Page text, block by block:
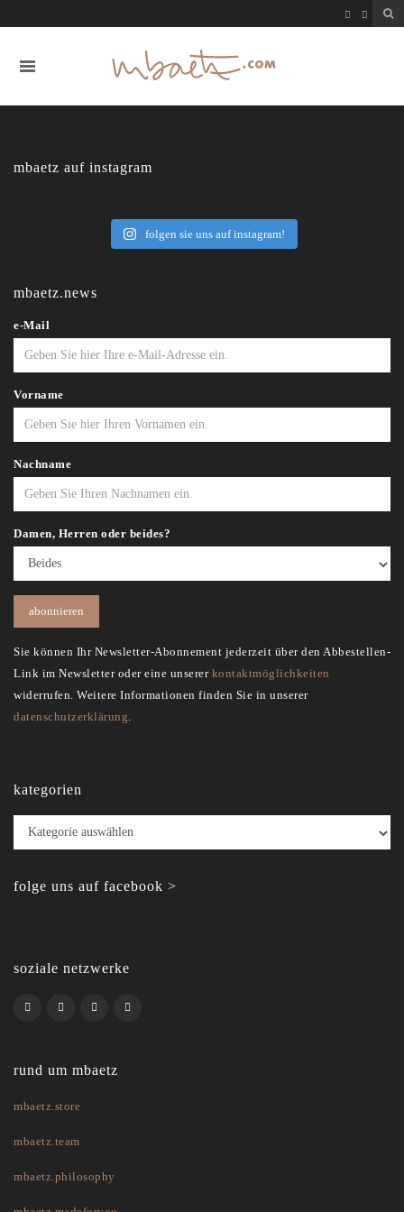
mbaetz auf instagram
folgen sie uns auf instagram!
mbaetz.news
e-Mail
Vorname
Nachname
Damen, Herren oder beides?
Sie können Ihr Newsletter-Abonnement jederzeit über den Abbestellen-
Link im Newsletter oder eine unserer kontaktmöglichkeiten
widerrufen. Weitere Informationen finden Sie in unserer
datenschutzerklärung.
kategorien
Kategorien
folge uns auf facebook >
soziale netzwerke
rund um mbaetz
mbaetz.store
mbaetz.team
mbaetz.philosophy